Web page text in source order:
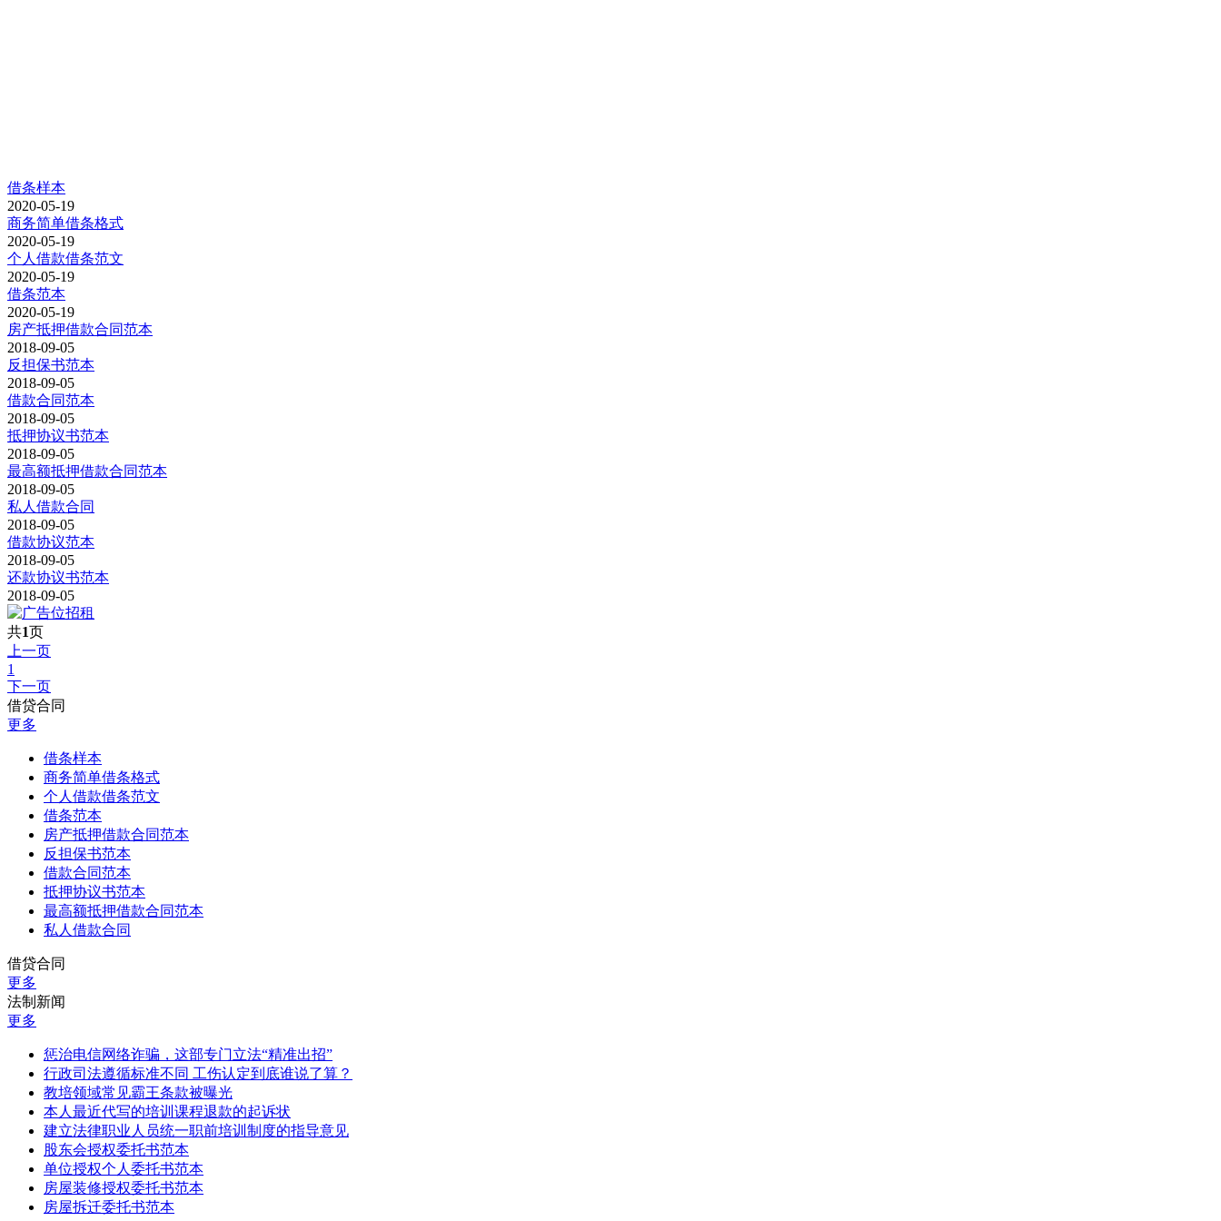
借条样本
2020-05-19
商务简单借条格式
2020-05-19
个人借款借条范文
2020-05-19
借条范本
2020-05-19
房产抵押借款合同范本
2018-09-05
反担保书范本
2018-09-05
借款合同范本
2018-09-05
抵押协议书范本
2018-09-05
最高额抵押借款合同范本
2018-09-05
私人借款合同
2018-09-05
借款协议范本
2018-09-05
还款协议书范本
2018-09-05
共1页
上一页
1
下一页
借贷合同
更多
借条样本
商务简单借条格式
个人借款借条范文
借条范本
房产抵押借款合同范本
反担保书范本
借款合同范本
抵押协议书范本
最高额抵押借款合同范本
私人借款合同
借贷合同
更多
法制新闻
更多
惩治电信网络诈骗，这部专门立法“精准出招”
行政司法遵循标准不同 工伤认定到底谁说了算？
教培领域常见霸王条款被曝光
本人最近代写的培训课程退款的起诉状
建立法律职业人员统一职前培训制度的指导意见
股东会授权委托书范本
单位授权个人委托书范本
房屋装修授权委托书范本
房屋拆迁委托书范本